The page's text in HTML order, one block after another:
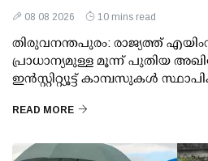
08 08 2026 10 mins read
തിരുവനന്തപുരം: രാജ്യത്ത്
പ്രാധാന്യമുള്ള മൂന്ന് പുതിയ
ഇന്‍സ്റ്റിറ്റ്യൂട്ട് കാമ്പസുകള്‍
READ MORE